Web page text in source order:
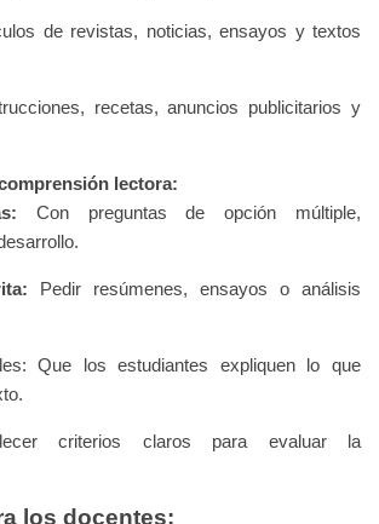
de revistas, noticias, ensayos y textos
recetas, anuncios publicitarios y
lectora:
Con preguntas de opción múltiple,
Pedir resúmenes, ensayos o análisis
Que los estudiantes expliquen lo que
criterios claros para evaluar la
los docentes: